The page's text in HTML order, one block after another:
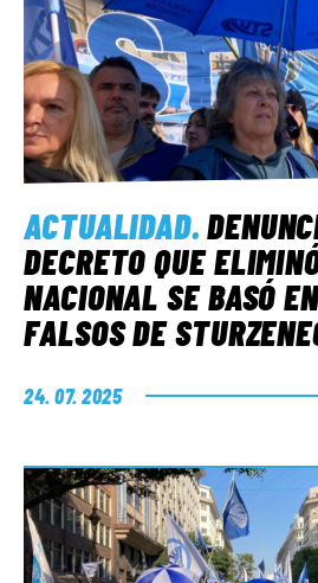
ACTUALIDAD.
DECRETO QUE
NACIONAL SE BASÓ
FALSOS DE
24. 07. 2025